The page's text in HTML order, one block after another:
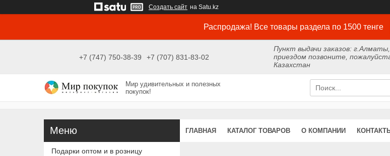
Создать сайт на Satu.kz
Распродажа! Все товары раздела по 1500 тенге
+7 (747) 750-38-39 +7 (707) 831-83-02
Пункт выдачи заказов:
приездом позвоните,
Казахстан
Мир удивительных и полезных
покупок!
ГЛАВНАЯ КАТАЛОГ ТОВАРОВ О КОМПАНИИ
Подарки оптом и в розницу